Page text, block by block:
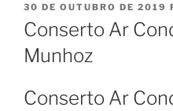
PUBLICADO
EM
30 DE OUTUBRO DE 2019
Conserto Ar
Munhoz
Conserto Ar